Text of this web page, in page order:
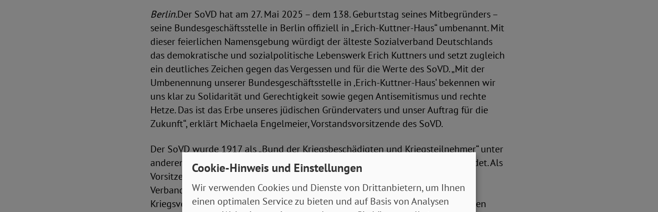
Berlin.Der SoVD hat am 27. Mai 2025 – dem 138. Geburtstag seines Mitbegründers –
seine Bundesgeschäftsstelle in Berlin offiziell in „Erich-Kuttner-Haus“ umbenannt. Mit
dieser feierlichen Namensgebung würdigt der älteste Sozialverband Deutschlands
das demokratische und sozialpolitische Lebenswerk Erich Kuttners und setzt zugleich
ein deutliches Zeichen gegen das Vergessen und für die Werte des SoVD. „Mit der
Umbenennung unserer Bundesgeschäftsstelle in ‚Erich-Kuttner-Haus‘ bekennen wir
uns klar zu Solidarität und Gerechtigkeit sowie gegen Antisemitismus und rechte
Hetze. Das ist das Erbe unseres jüdischen Gründervaters und unser Auftrag für die
Zukunft“, erklärt Michaela Engelmeier, Vorstandsvorsitzende des SoVD.
Der SoVD wurde 1917 als „Bund der Kriegsbeschädigten und Kriegsteilnehmer“ unter
anderem von dem jüdischen Sozialdemokraten Erich Kuttner in Berlin gegründet. Als
Vorsitzender der frühen Jahre prägte Kuttner maßgeblich die Ausrichtung des
Verbandes, der sich früh für soziale Gerechtigkeit und die Rechte von
Kriegsversehrten einsetzte. Auch als Journalist und Abgeordneter im Preußischen
Cookie-Hinweis und Einstellungen
Wir verwenden Cookies und Dienste von Drittanbietern, um Ihnen
einen optimalen Service zu bieten und auf Basis von Analysen